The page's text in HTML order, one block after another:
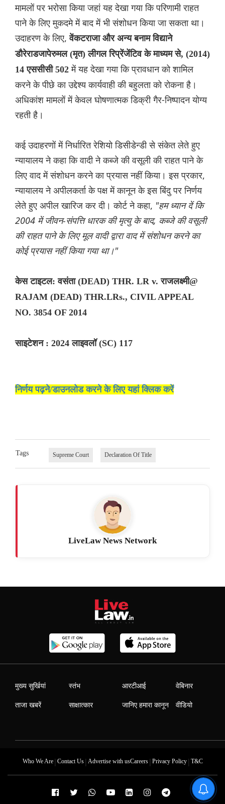
मामलों पर भरोसा किया जहां यह देखा गया कि परिणामी राहत
पाने के लिए मुकदमे में बाद में भी संशोधन किया जा सकता था।
उदाहरण के लिए,वेंकटराजा और अन्य बनाम विद्याने
डौरेराडजापेरुमल (मृत) लीगल रिप्रेंजेंटिव के माध्यम से, (2014)
14 एससीसी 502में यह देखा गया कि प्रावधान को शामिल
करने के पीछे का उद्देश्य कार्यवाही की बहुलता को रोकना है।
अधिकांश मामलों में केवल घोषणात्मक डिक्री गैर-निष्पादन योग्य
रहती है।
कई उदाहरणों में निर्धारित रेशियो डिसीडेन्डी से संकेत लेते हुए
न्यायालय ने कहा कि वादी ने कब्जे की वसूली की राहत पाने के
लिए वाद में संशोधन करने का प्रयास नहीं किया। इस प्रकार,
न्यायालय ने अपीलकर्ता के पक्ष में कानून के इस बिंदु पर निर्णय
लेते हुए अपील खारिज कर दी। कोर्ट ने कहा, "हम ध्यान दें कि
2004 में जीवन-संपत्ति धारक की मृत्यु के बाद, कब्जे की वसूली
की राहत पाने के लिए मूल वादी द्वारा वाद में संशोधन करने का
कोई प्रयास नहीं किया गया था।"
केस टाइटल: वसंता (DEAD) THR. LR v. राजलक्ष्मी@
RAJAM (DEAD) THR.LRs., CIVIL APPEAL
NO. 3854 OF 2014
साइटेशन : 2024 लाइवलॉ (SC) 117
निर्णय पढ़ने/डाउनलोड करने के लिए यहां क्लिक करें
Tags Supreme Court Declaration Of Title
LiveLaw News Network
मुख्य सुर्खियां
ताजा खबरें
स्तंभ
साक्षात्कार
आरटीआई
जानिए हमारा कानून
वेबिनार
वीडियो
Who We Are| Contact Us| Advertise with usCareers| Privacy Policy| T&C